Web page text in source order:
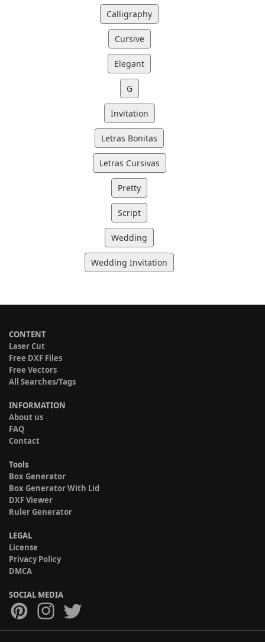
Calligraphy
Cursive
Elegant
G
Invitation
Letras Bonitas
Letras Cursivas
Pretty
Script
Wedding
Wedding Invitation
CONTENT
Laser Cut
Free DXF Files
Free Vectors
All Searches/Tags
INFORMATION
About us
FAQ
Contact
Tools
Box Generator
Box Generator With Lid
DXF Viewer
Ruler Generator
LEGAL
License
Privacy Policy
DMCA
SOCIAL MEDIA